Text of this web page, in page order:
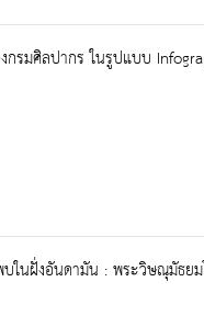
รมศิลปากร ในรูปแบบ
ในฝั่งอันดามัน : พระวิษณุมัธย